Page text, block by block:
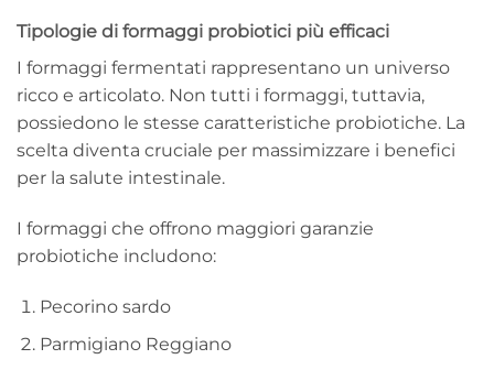
Tipologie di formaggi probiotici più efficaci
I formaggi fermentati rappresentano un universo
ricco e articolato. Non tutti i formaggi, tuttavia,
possiedono le stesse caratteristiche probiotiche. La
scelta diventa cruciale per massimizzare i benefici
per la salute intestinale.
I formaggi che offrono maggiori garanzie
probiotiche includono:
Pecorino sardo
Parmigiano Reggiano